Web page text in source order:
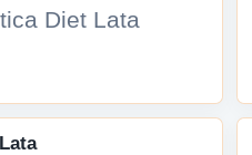
Diet Lata